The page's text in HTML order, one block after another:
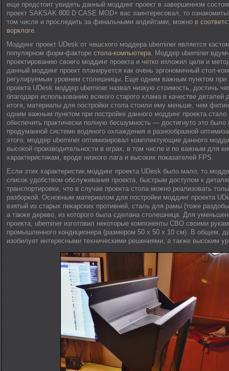
еще предстоит увидеть данный моддинг проект в завершенном
проект SAKSAK 800 D CASE MOD+ вас заинтересовал, то
том числе и проследить за финальными апдейтами, можно в
ворклоге.
Моддинг проект UDesk от чешского моддера uberniner является
популярном форм-факторе стола-компьютера. Моддер uberniner
проектированию своего моддинг проекта и четко изложил цели и
данный моддинг проект планируется как очень эргономичный стол-
регулируемым уровнем столешницы. Еще одним важным пунктом при
проекта UDesk моддер uberniner назвал низкую стоимость, достичь
благодаря использованию всякого старого хлама в качестве
итоге, материалы для постройки стола стоили ему меньше, чем
одним важным пунктом при постройке данного моддинг проекта стало
обеспечить практически полную бесшумность — достигнуто это было
продуманной системе водяного охлаждения и разнообразной
этого, моддер uberniner оптимизировал комплектующие данного
высокой производительности в играх, в том числе и по важным для
характеристикам, вроде низкого лага и высоких показателей FPS.
Если этих характеристик моддинг проекта UDesk было мало, то
список удобством обслуживания проекта, быстрым доступом к
транспортировки, что в случае проекта стола можно реализовать
разборкой. Основным материалом для постройки моддинг проекта
взятый из старых пекарских противней, сталь для рамы (тоже
а также дерево, из которого была сделана столешница. Для
проекта, uberniner изготовил некоторые компоненты СВО своими
промышленного кондиционера (размером 50 х 50 х 10 см). В общем,
изобилует интересными техническими решениями, а также высоким